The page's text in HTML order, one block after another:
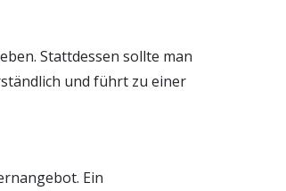
Stattdessen sollte man
und führt zu einer
Ein